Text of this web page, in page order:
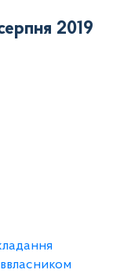
2019